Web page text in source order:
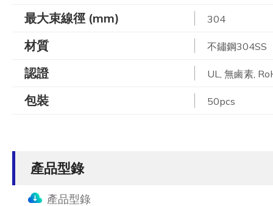
最大束線徑 (mm) 304
材質 不鏽鋼304SS
認證 UL, 無鹵素,
包裝 50pcs
產品型錄
產品型錄